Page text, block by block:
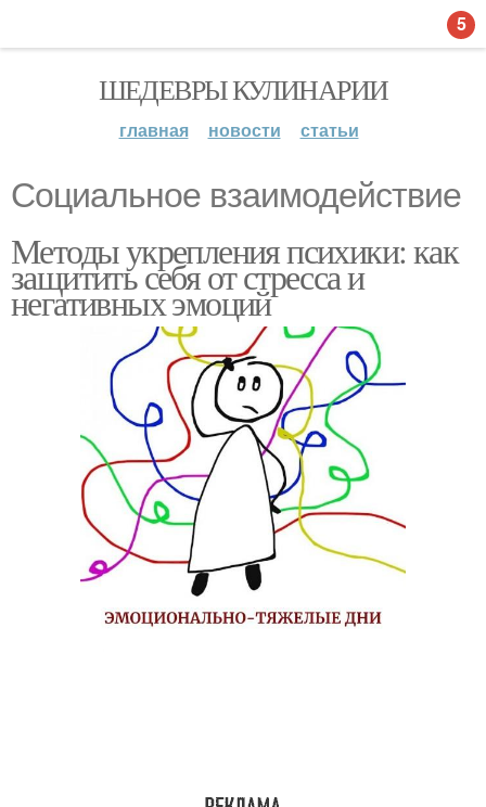
ШЕДЕВРЫ КУЛИНАРИИ
главная новости статьи
Социальное взаимодействие
Методы укрепления психики: как
защитить себя от стресса и
негативных эмоций
5